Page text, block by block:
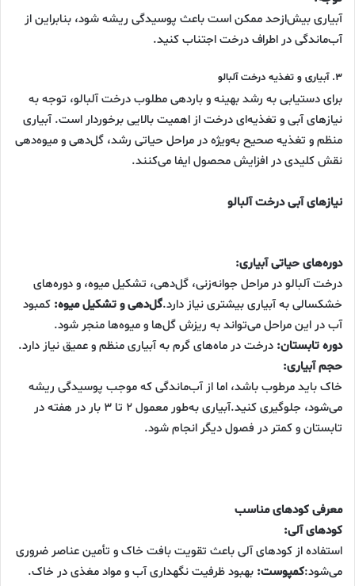
آبیاری بیش‌ازحد ممکن است باعث پوسیدگی ریشه شود، بنابراین از
آب‌ماندگی در اطراف درخت اجتناب کنید.
۳. آبیاری و تغذیه درخت آلبالو
برای دستیابی به رشد بهینه و باردهی مطلوب درخت آلبالو، توجه به
نیازهای آبی و تغذیه‌ای درخت از اهمیت بالایی برخوردار است. آبیاری
منظم و تغذیه صحیح به‌ویژه در مراحل حیاتی رشد، گل‌دهی و میوه‌دهی
نقش کلیدی در افزایش محصول ایفا می‌کنند.
نیازهای آبی درخت آلبالو
دوره‌های حیاتی آبیاری:
درخت آلبالو در مراحل جوانه‌زنی، گل‌دهی، تشکیل میوه، و دوره‌های
خشکسالی به آبیاری بیشتری نیاز دارد.گل‌دهی و تشکیل میوه: کمبود
آب در این مراحل می‌تواند به ریزش گل‌ها و میوه‌ها منجر شود.
دوره تابستان: درخت در ماه‌های گرم به آبیاری منظم و عمیق نیاز دارد.
حجم آبیاری:
خاک باید مرطوب باشد، اما از آب‌ماندگی که موجب پوسیدگی ریشه
می‌شود، جلوگیری کنید.آبیاری به‌طور معمول ۲ تا ۳ بار در هفته در
تابستان و کمتر در فصول دیگر انجام شود.
معرفی کودهای مناسب
کودهای آلی:
استفاده از کودهای آلی باعث تقویت بافت خاک و تأمین عناصر ضروری
می‌شود:کمپوست: بهبود ظرفیت نگهداری آب و مواد مغذی در خاک.